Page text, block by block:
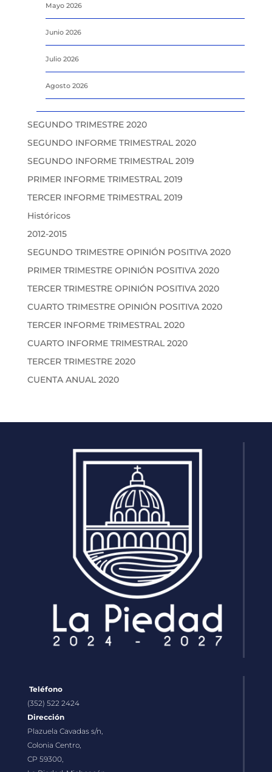
Mayo 2026
Junio 2026
Julio 2026
Agosto 2026
SEGUNDO TRIMESTRE 2020
SEGUNDO INFORME TRIMESTRAL 2020
SEGUNDO INFORME TRIMESTRAL 2019
PRIMER INFORME TRIMESTRAL 2019
TERCER INFORME TRIMESTRAL 2019
Históricos
2012-2015
SEGUNDO TRIMESTRE OPINIÓN POSITIVA 2020
PRIMER TRIMESTRE OPINIÓN POSITIVA 2020
TERCER TRIMESTRE OPINIÓN POSITIVA 2020
CUARTO TRIMESTRE OPINIÓN POSITIVA 2020
TERCER INFORME TRIMESTRAL 2020
CUARTO INFORME TRIMESTRAL 2020
TERCER TRIMESTRE 2020
CUENTA ANUAL 2020
Teléfono
(352) 522 2424
Dirección
Plazuela Cavadas s/n,
Colonia Centro,
CP 59300,